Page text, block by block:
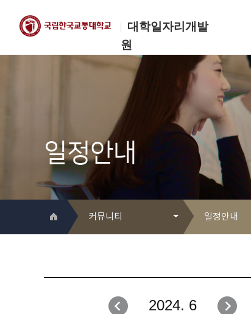
대학일자리개발
원
한국교통대학교
대학일자리개발원
일정안내
커뮤니티
취업성공지원과
창업지원·교육센터
일정안내
자유게시판
일정안내
2024. 6